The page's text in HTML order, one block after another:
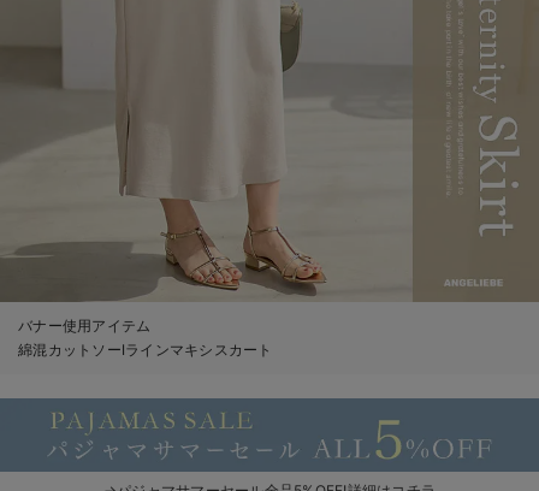
骨盤・マタニティベルト （妊娠中・産後）
マタニティ 腹巻き
快適機能ウェア特集 トップス
快適機能ウェア特集 ボトムス
快適機能ウェア特集 パジャマ
erbaviva（エルバビーバ）
ハレの日に着るANGELIEBEのセレモニー
MAX55%OFF ブラック
王道シンプル派
セットアップ派
カジュアル
フォーマル / オケー
あったかアイテム｜
男の子におススメの
定番ギフト
もらって嬉しいギフト
かわいくておもしろ
何枚あっても嬉しい
お部屋映えアイテム
カップ付きインナー
あったか度◎
裏起毛素材
バナー使用アイテム
綿混カットソーIラインマキシスカート